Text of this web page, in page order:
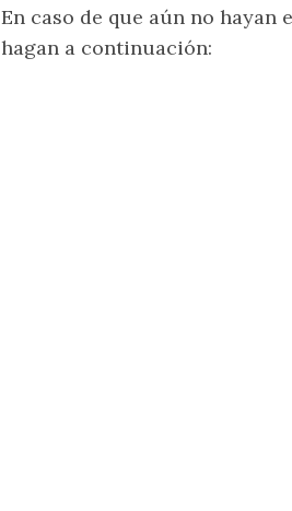
En caso de que aún no hayan
hagan a continuación: